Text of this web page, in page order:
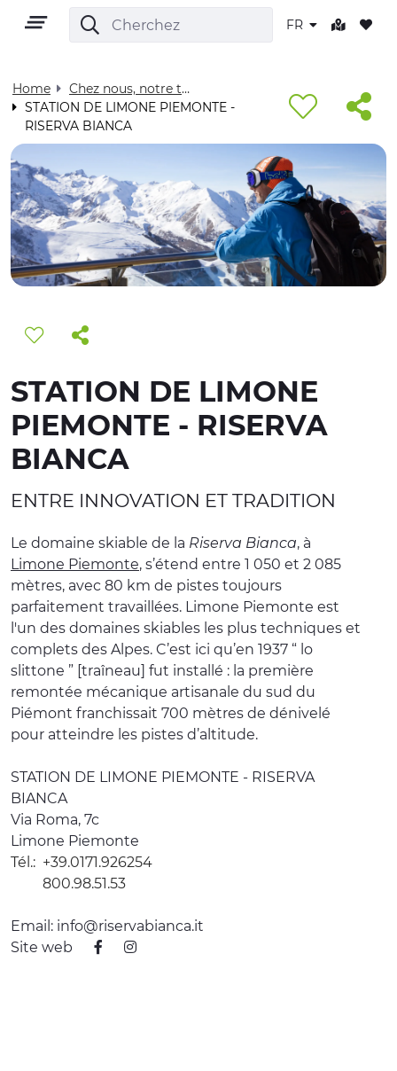
FR
TERRITOIRE
CULTURE
NATURE ET BIEN-ÊTRE
EXPÉRIENCES
ÉVÉNEMENTS
OFFERTE
ACCUEIL
Home
Chez nous, notre territoire - Visit Cuneese
STATION DE LIMONE PIEMONTE -
RISERVA BIANCA
STATION DE LIMONE
PIEMONTE - RISERVA
BIANCA
ENTRE INNOVATION ET TRADITION
Le domaine skiable de la Riserva Bianca, à
Limone Piemonte, s’étend entre 1 050 et 2 085
mètres, avec 80 km de pistes toujours
parfaitement travaillées. Limone Piemonte est
l'un des domaines skiables les plus techniques et
complets des Alpes. C’est ici qu’en 1937 “ lo
slittone ” [traîneau] fut installé : la première
remontée mécanique artisanale du sud du
Piémont franchissait 700 mètres de dénivelé
pour atteindre les pistes d’altitude.
STATION DE LIMONE PIEMONTE - RISERVA
BIANCA
Via Roma, 7c
Limone Piemonte
Tél.: +39.0171.926254
800.98.51.53
Email: info@riservabianca.it
Site web